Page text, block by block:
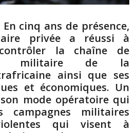
En cinq ans de présence,
privée a réussi à
la chaîne de
militaire de la
ainsi que ses
et économiques. Un
mode opératoire qui
campagnes militaires
qui visent à